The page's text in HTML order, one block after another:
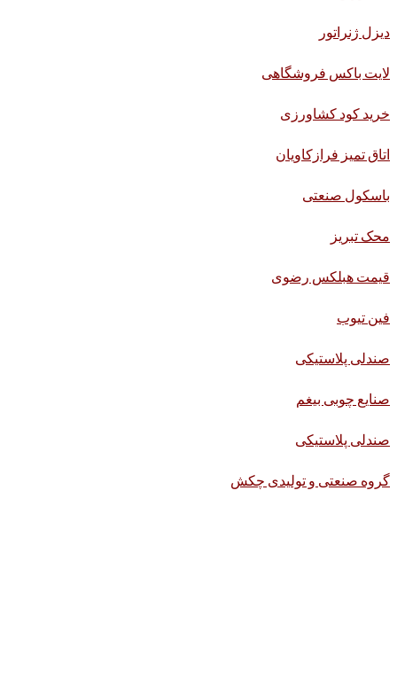
دیزل ژنراتور
لایت باکس فروشگاهی
خرید کود کشاورزی
اتاق تمیز فرازکاویان
باسکول صنعتی
محک تبریز
قیمت هبلکس رضوی
فین تیوب
صندلی پلاستیکی
صنایع چوبی بیغم
صندلی پلاستیکی
گروه صنعتی و تولیدی چکش